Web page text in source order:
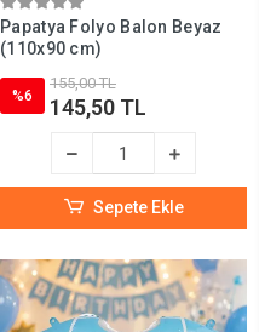
Papatya Folyo Balon Beyaz
(110x90 cm)
%6
155,00 TL
145,50 TL
Sepete Ekle